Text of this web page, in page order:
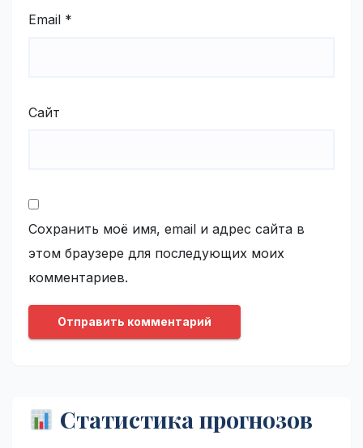
Email *
Сайт
Сохранить моё имя, email и адрес сайта в
этом браузере для последующих моих
комментариев.
Статистика прогнозов